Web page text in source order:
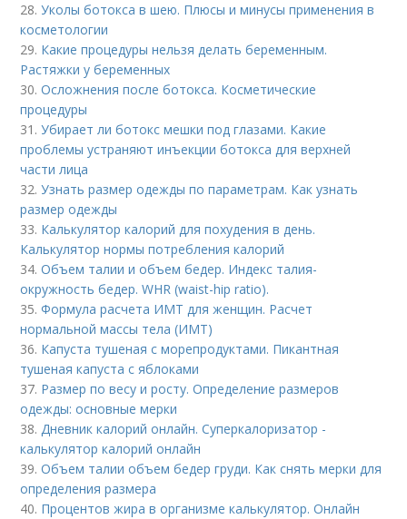
28.Уколы ботокса в шею. Плюсы и минусы применения в
косметологии
29. Какие процедуры нельзя делать беременным.
Растяжки у беременных
30.Осложнения после ботокса. Косметические
процедуры
31.Убирает ли ботокс мешки под глазами. Какие
проблемы устраняют инъекции ботокса для верхней
части лица
32.Узнать размер одежды по параметрам. Как узнать
размер одежды
33. Калькулятор калорий для похудения в день.
Калькулятор нормы потребления калорий
34.Объем талии и объем бедер. Индекс талия-
окружность бедер. WHR (waist-hip ratio).
35.Формула расчета ИМТ для женщин. Расчет
нормальной массы тела (ИМТ)
36. Капуста тушеная с морепродуктами. Пикантная
тушеная капуста с яблоками
37. Размер по весу и росту. Определение размеров
одежды: основные мерки
38.Дневник калорий онлайн. Суперкалоризатор -
калькулятор калорий онлайн
39.Объем талии объем бедер груди. Как снять мерки для
определения размера
40. Процентов жира в организме калькулятор. Онлайн